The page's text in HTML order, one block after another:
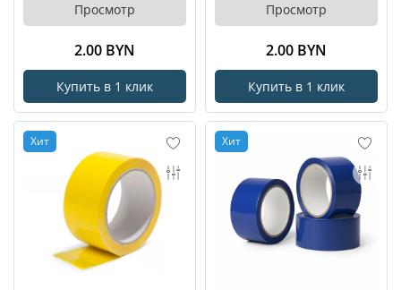
Просмотр
2.00 BYN
Купить в 1 клик
Просмотр
2.00 BYN
Купить в 1 клик
Хит Хит